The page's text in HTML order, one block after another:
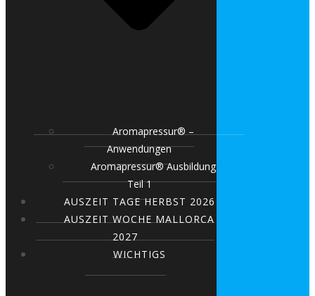
Aromapressur® –
Anwendungen
Aromapressur® Ausbildung
Teil 1
AUSZEIT TAGE HERBST 2026
AUSZEIT WOCHE MALLORCA
2027
WICHTIGS